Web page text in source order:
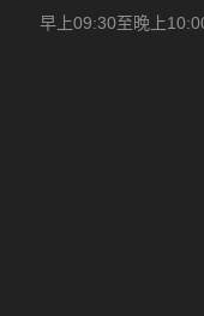
早上09:30至晚上